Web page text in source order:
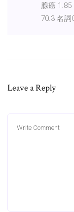
腺癌 1.85
70.3 名詞
Leave a Reply